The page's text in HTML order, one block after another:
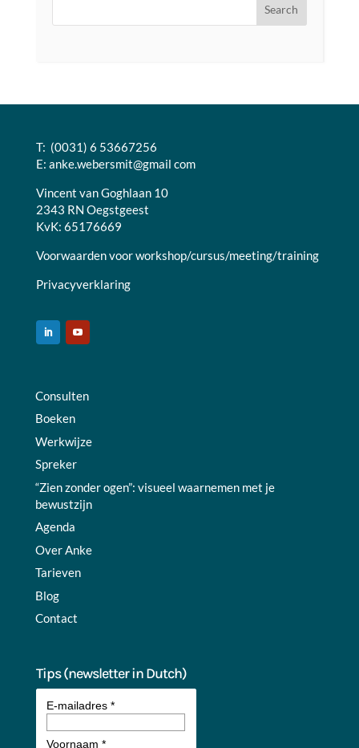
T: (0031) 6 53667256
E: anke.webersmit@gmail com
Vincent van Goghlaan 10
2343 RN Oegstgeest
KvK: 65176669
Voorwaarden voor workshop/cursus/meeting/training
Privacyverklaring
Consulten
Boeken
Werkwijze
Spreker
“Zien zonder ogen”: visueel waarnemen met je
bewustzijn
Agenda
Over Anke
Tarieven
Blog
Contact
Tips (newsletter in Dutch)